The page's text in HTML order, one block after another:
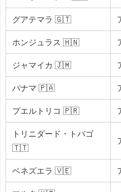
グアテマラ 🇬🇹
ホンジュラス 🇭🇳
ジャマイカ 🇯🇲
パナマ 🇵🇦
プエルトリコ 🇵🇷
トリニダード・トバゴ
🇹🇹
ベネズエラ 🇻🇪